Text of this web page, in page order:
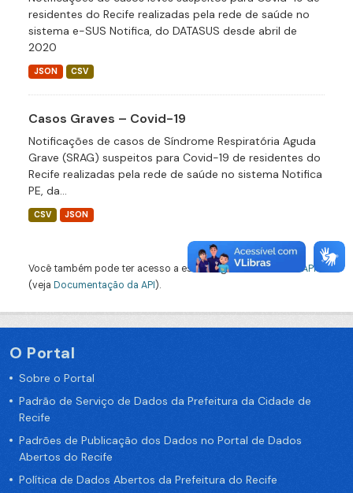
residentes do Recife realizadas pela rede de saúde no
sistema e-SUS Notifica, do DATASUS desde abril de
2020
JSON CSV
Casos Graves – Covid-19
Notificações de casos de Síndrome Respiratória Aguda
Grave (SRAG) suspeitos para Covid-19 de residentes do
Recife realizadas pela rede de saúde no sistema Notifica
PE, da...
CSV JSON
Você também pode ter acesso a esses registros usando aAPI
(veja Documentação da API).
O Portal
Sobre o Portal
Padrão de Serviço de Dados da Prefeitura da Cidade de
Recife
Padrões de Publicação dos Dados no Portal de Dados
Abertos do Recife
Política de Dados Abertos da Prefeitura do Recife